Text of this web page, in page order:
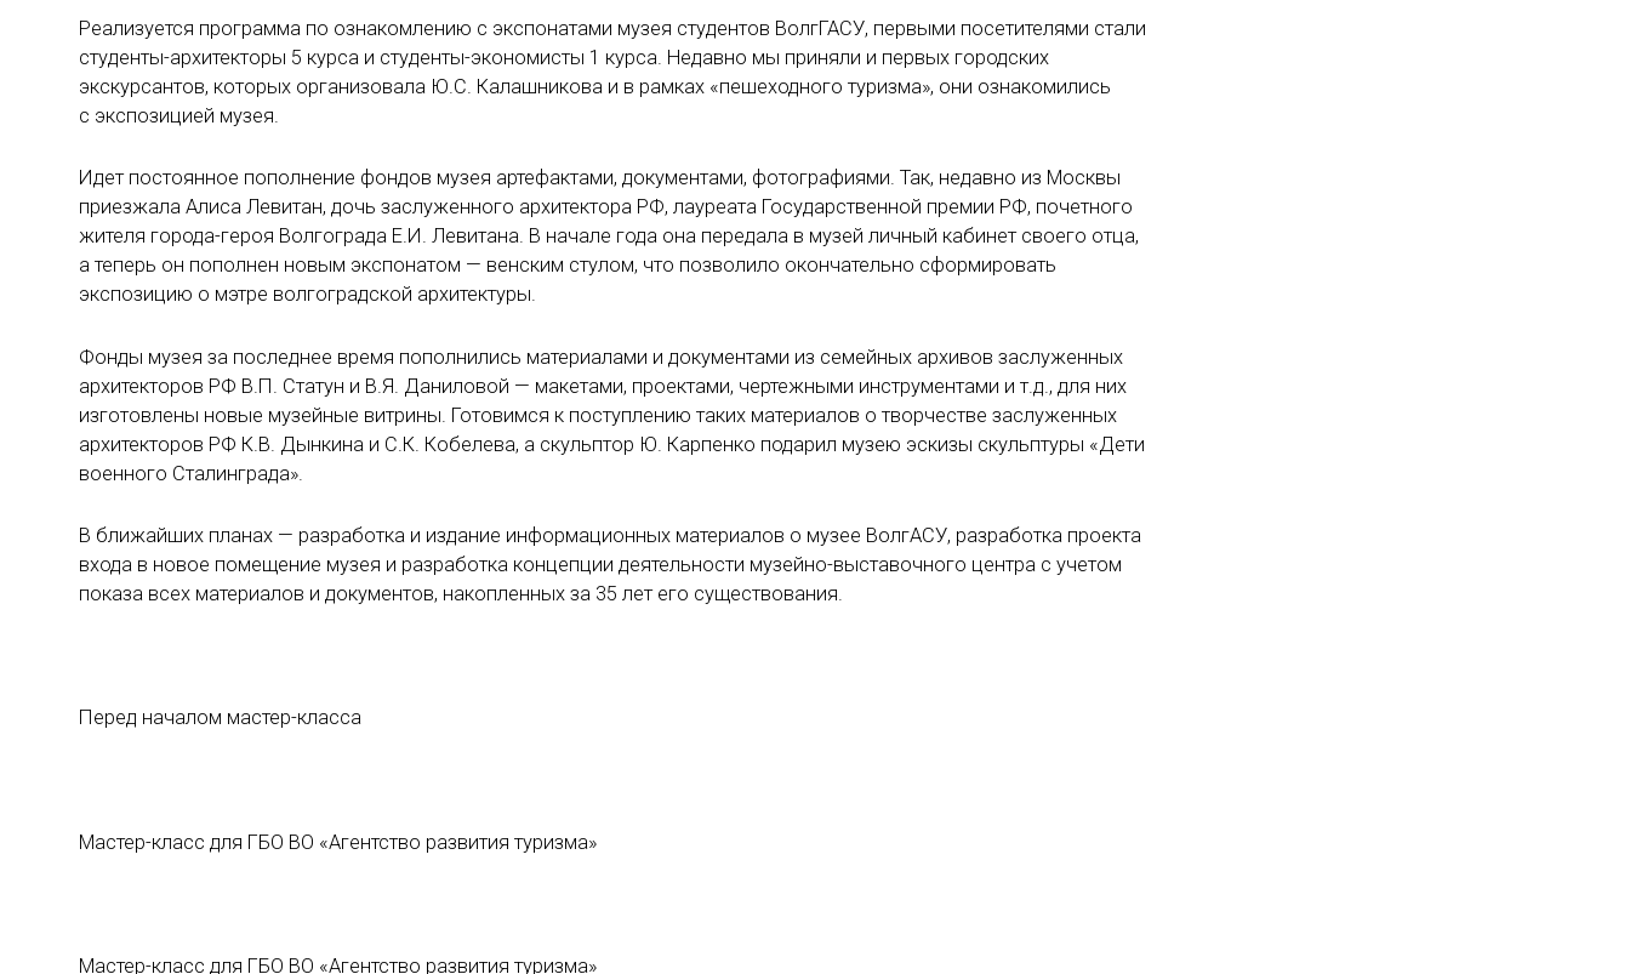
Реализуется программа по ознакомлению с экспонатами музея студентов ВолгГАСУ, первыми посетителями стали
студенты-архитекторы 5 курса и студенты-экономисты 1 курса. Недавно мы приняли и первых городских
экскурсантов, которых организовала Ю.С. Калашникова и в рамках «пешеходного туризма», они ознакомились
с экспозицией музея.
Идет постоянное пополнение фондов музея артефактами, документами, фотографиями. Так, недавно из Москвы
приезжала Алиса Левитан, дочь заслуженного архитектора РФ, лауреата Государственной премии РФ, почетного
жителя города-героя Волгограда Е.И. Левитана. В начале года она передала в музей личный кабинет своего отца,
а теперь он пополнен новым экспонатом — венским стулом, что позволило окончательно сформировать
экспозицию о мэтре волгоградской архитектуры.
Фонды музея за последнее время пополнились материалами и документами из семейных архивов заслуженных
архитекторов РФ В.П. Статун и В.Я. Даниловой — макетами, проектами, чертежными инструментами и т.д., для них
изготовлены новые музейные витрины. Готовимся к поступлению таких материалов о творчестве заслуженных
архитекторов РФ К.В. Дынкина и С.К. Кобелева, а скульптор Ю. Карпенко подарил музею эскизы скульптуры «Дети
военного Сталинграда».
В ближайших планах — разработка и издание информационных материалов о музее ВолгАСУ, разработка проекта
входа в новое помещение музея и разработка концепции деятельности музейно-выставочного центра с учетом
показа всех материалов и документов, накопленных за 35 лет его существования.
Перед началом мастер-класса
Мастер-класс для ГБО ВО «Агентство развития туризма»
Мастер-класс для ГБО ВО «Агентство развития туризма»